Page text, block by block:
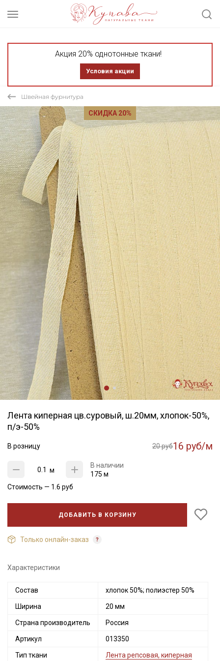
Акция 20% однотонные ткани!
Условия акции
Швейная фурнитура
СКИДКА 20%
Лента киперная цв.суровый, ш.20мм, хлопок-50%,
п/э-50%
В розницу 20 руб16 руб/м
м
В наличии
175 м
Стоимость — 1.6 руб
ДОБАВИТЬ В КОРЗИНУ
Только онлайн-заказ
Характеристики
Состав хлопок 50%; полиэстер 50%
Ширина 20 мм
Страна производитель Россия
Артикул 013350
Тип ткани Лента репсовая, киперная